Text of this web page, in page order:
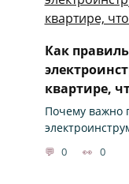
Как
квартире,
Почему важно
0 0